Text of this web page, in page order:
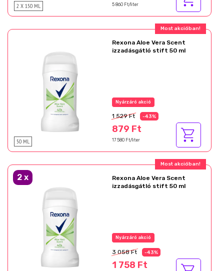
2 X 150 ML 5 860 Ft/liter
50 ML
Rexona Aloe Vera Scent
izzadásgátló stift 50 ml
1 529 Ft -43%
879 Ft
17 580 Ft/liter
2 x
Rexona Aloe Vera Scent
izzadásgátló stift 50 ml
3 058 Ft -43%
1 758 Ft